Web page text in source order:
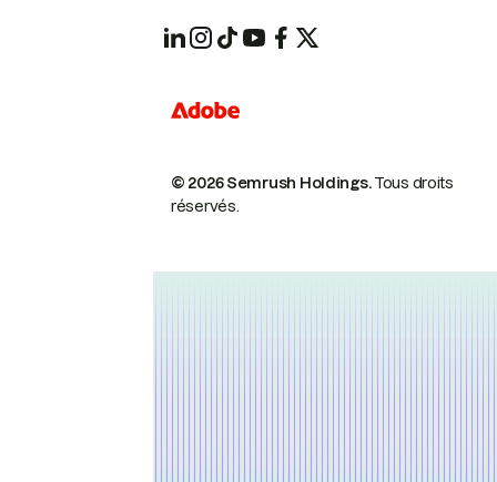
© 2026 Semrush Holdings.Tous droits
réservés.